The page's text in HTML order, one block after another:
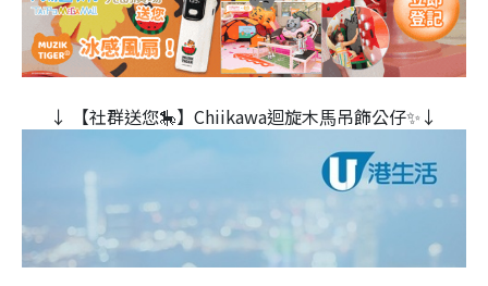
↓ 【社群送您🎠】Chiikawa迴旋木⾺吊飾公仔✨↓